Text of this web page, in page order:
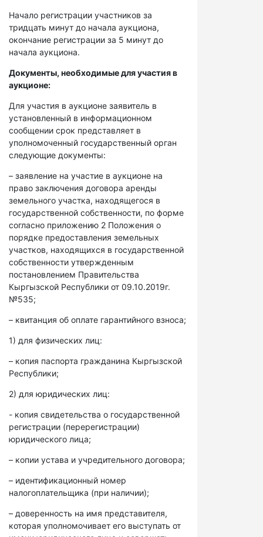
Начало регистрации участников за
тридцать минут до начала аукциона,
окончание регистрации за 5 минут до
начала аукциона.
Документы, необходимые для участия в
аукционе:
Для участия в аукционе заявитель в
установленный в информационном
сообщении срок представляет в
уполномоченный государственный орган
следующие документы:
– заявление на участие в аукционе на
право заключения договора аренды
земельного участка, находящегося в
государственной собственности, по форме
согласно приложению 2 Положения о
порядке предоставления земельных
участков, находящихся в государственной
собственности утвержденным
постановлением Правительства
Кыргызской Республики от 09.10.2019г.
№535;
– квитанция об оплате гарантийного взноса;
1) для физических лиц:
– копия паспорта гражданина Кыргызской
Республики;
2) для юридических лиц:
- копия свидетельства о государственной
регистрации (перерегистрации)
юридического лица;
– копии устава и учредительного договора;
– идентификационный номер
налогоплательщика (при наличии);
– доверенность на имя представителя,
которая уполномочивает его выступать от